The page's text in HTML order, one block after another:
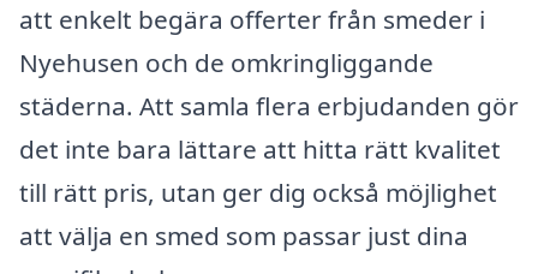
att enkelt begära offerter från smeder i
Nyehusen och de omkringliggande
städerna. Att samla flera erbjudanden gör
det inte bara lättare att hitta rätt kvalitet
till rätt pris, utan ger dig också möjlighet
att välja en smed som passar just dina